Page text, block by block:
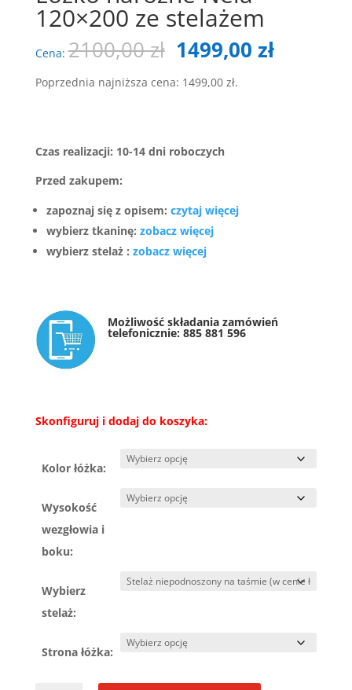
120×200 ze stelażem
Cena: 2100,00zł Pierwotna
cena
wynosiła:
1499,00 zł
Poprzednia najniższa cena: 1499,00 zł.
Czas realizacji: 10-14 dni roboczych
Przed zakupem:
zapoznaj się z opisem: czytaj więcej
wybierz tkaninę: zobacz więcej
wybierz stelaż : zobacz więcej
Możliwość składania zamówień
telefonicznie: 885 881 596
Skonfiguruj i dodaj do koszyka:
Kolor łóżka:
Wysokość
wezgłowia i
boku:
Wybierz
stelaż:
Strona łóżka: